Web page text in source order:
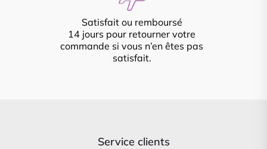
Satisfait ou remboursé
14 jours pour retourner votre
commande si vous n’en êtes pas
satisfait.
Service clients